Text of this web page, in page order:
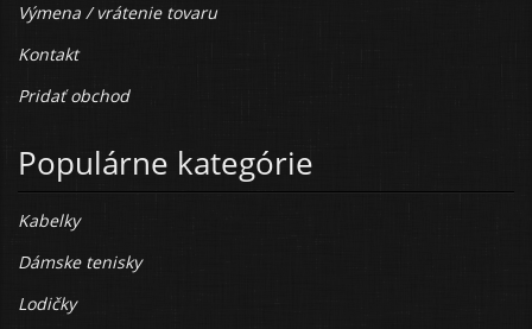
Výmena / vrátenie tovaru
Kontakt
Pridať obchod
Populárne kategórie
Kabelky
Dámske tenisky
Lodičky